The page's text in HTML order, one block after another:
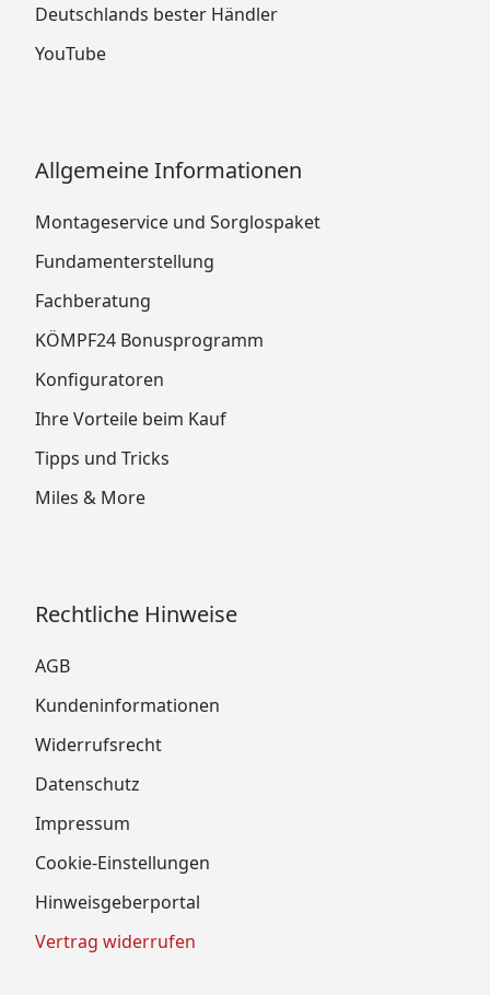
Deutschlands bester Händler
YouTube
Allgemeine Informationen
Montageservice und Sorglospaket
Fundamenterstellung
Fachberatung
KÖMPF24 Bonusprogramm
Konfiguratoren
Ihre Vorteile beim Kauf
Tipps und Tricks
Miles & More
Rechtliche Hinweise
AGB
Kundeninformationen
Widerrufsrecht
Datenschutz
Impressum
Cookie-Einstellungen
Hinweisgeberportal
Vertrag widerrufen